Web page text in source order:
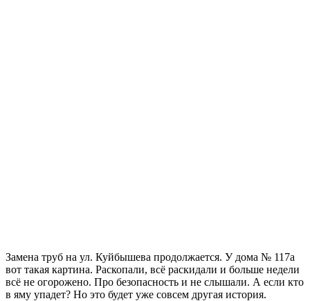
Замена труб на ул. Куйбышева продолжается. У дома № 117а
вот такая картина. Раскопали, всё раскидали и больше недели
всё не огорожено. Про безопасность и не слышали. А если кто
в яму упадет? Но это будет уже совсем другая история.